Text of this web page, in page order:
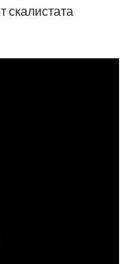
скалистата